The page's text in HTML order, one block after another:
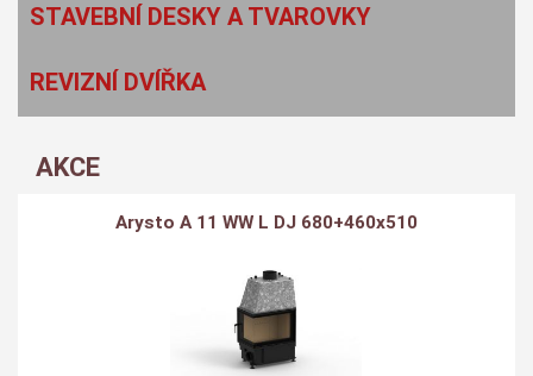
STAVEBNÍ DESKY A TVAROVKY
REVIZNÍ DVÍŘKA
AKCE
Arysto A 11 WW L DJ 680+460x510